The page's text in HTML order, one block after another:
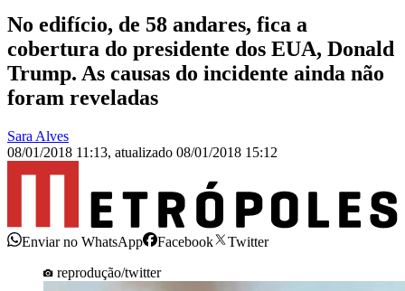
No edifício, de 58 andares, fica a
cobertura do presidente dos EUA, Donald
Trump. As causas do incidente ainda não
foram reveladas
Sara Alves
08/01/2018 11:13, atualizado 08/01/2018 15:12
Enviar no WhatsApp Facebook
Twitter
reprodução/twitter